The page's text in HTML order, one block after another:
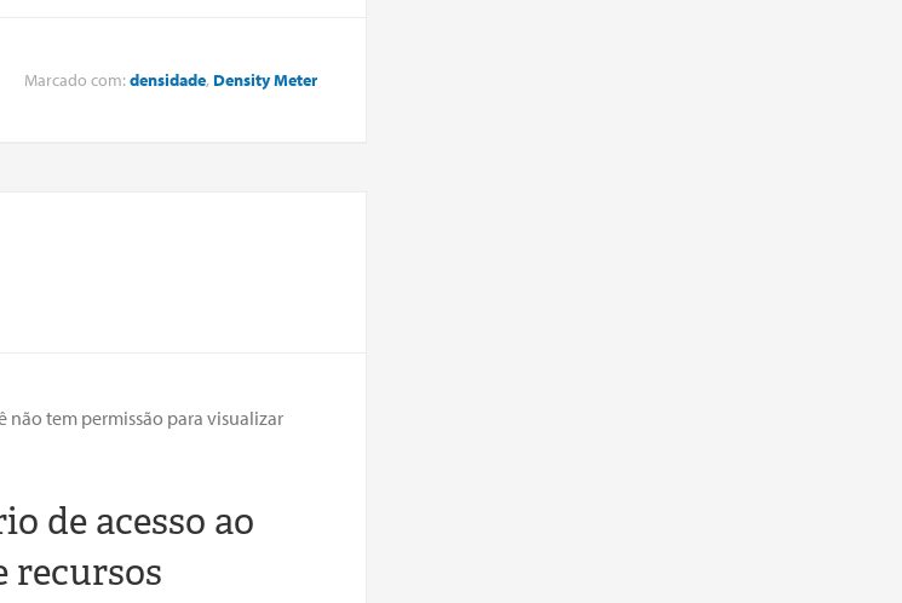
Marcado com: densidade, Density Meter
não tem permissão para visualizar
de acesso ao
recursos